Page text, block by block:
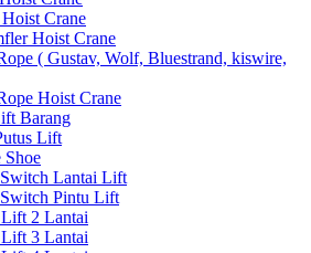
Crane
Hoist Crane
( Gustav, Wolf, Bluestrand, kiswire,
Hoist Crane
Barang
Lift
Shoe
Lantai Lift
Pintu Lift
Lift 2 Lantai
Lift 3 Lantai